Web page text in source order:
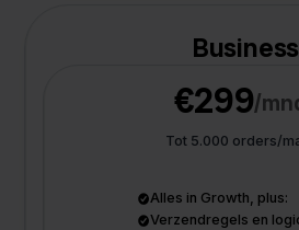
Business
€299/
Tot 5.000 orders/
Alles in Growth, plus:
Verzendregels en